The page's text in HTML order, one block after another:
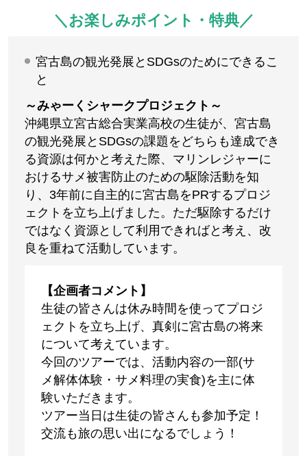
＼お楽しみポイント・特典／
宮古島の観光発展とSDGsのためにできるこ
と
～みゃーくシャークプロジェクト～
沖縄県立宮古総合実業高校の生徒が、宮古島
の観光発展とSDGsの課題をどちらも達成でき
る資源は何かと考えた際、マリンレジャーに
おけるサメ被害防止のための駆除活動を知
り、3年前に自主的に宮古島をPRするプロジ
ェクトを立ち上げました。ただ駆除するだけ
ではなく資源として利用できればと考え、改
良を重ねて活動しています。
【企画者コメント】
生徒の皆さんは休み時間を使ってプロジ
ェクトを立ち上げ、真剣に宮古島の将来
について考えています。
今回のツアーでは、活動内容の一部(サ
メ解体体験・サメ料理の実食)を主に体
験いただきます。
ツアー当日は生徒の皆さんも参加予定！
交流も旅の思い出になるでしょう！